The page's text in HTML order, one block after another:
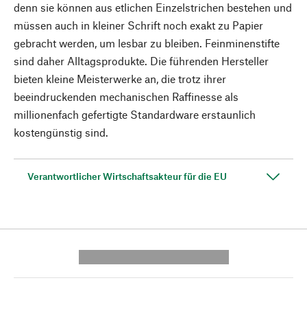
denn sie können aus etlichen Einzelstrichen bestehen und
müssen auch in kleiner Schrift noch exakt zu Papier
gebracht werden, um lesbar zu bleiben. Feinminenstifte
sind daher Alltagsprodukte. Die führenden Hersteller
bieten kleine Meisterwerke an, die trotz ihrer
beeindruckenden mechanischen Raffinesse als
millionenfach gefertigte Standardware erstaunlich
kostengünstig sind.
Verantwortlicher Wirtschaftsakteur für die EU